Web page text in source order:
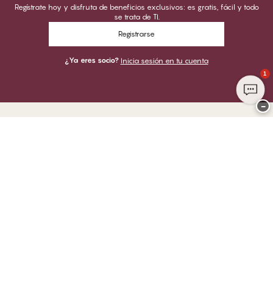
Regístrate hoy y disfruta de beneficios exclusivos: es gratis, fácil y todo
se trata de TI.
Registrarse
¿Ya eres socio? Inicia sesión en tu cuenta
1
−